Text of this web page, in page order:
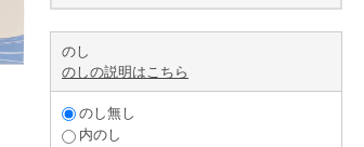
のし
のしの説明はこちら
のし無し
内のし